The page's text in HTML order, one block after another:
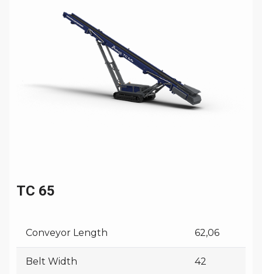
TC 65
Conveyor Length 62,06
Belt Width 42